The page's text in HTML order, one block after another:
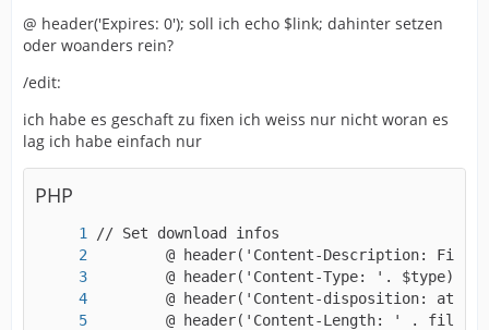
@ header('Expires: 0'); soll ich echo $link; dahinter setzen
oder woanders rein?
/edit:
ich habe es geschaft zu fixen ich weiss nur nicht woran es
lag ich habe einfach nur
PHP